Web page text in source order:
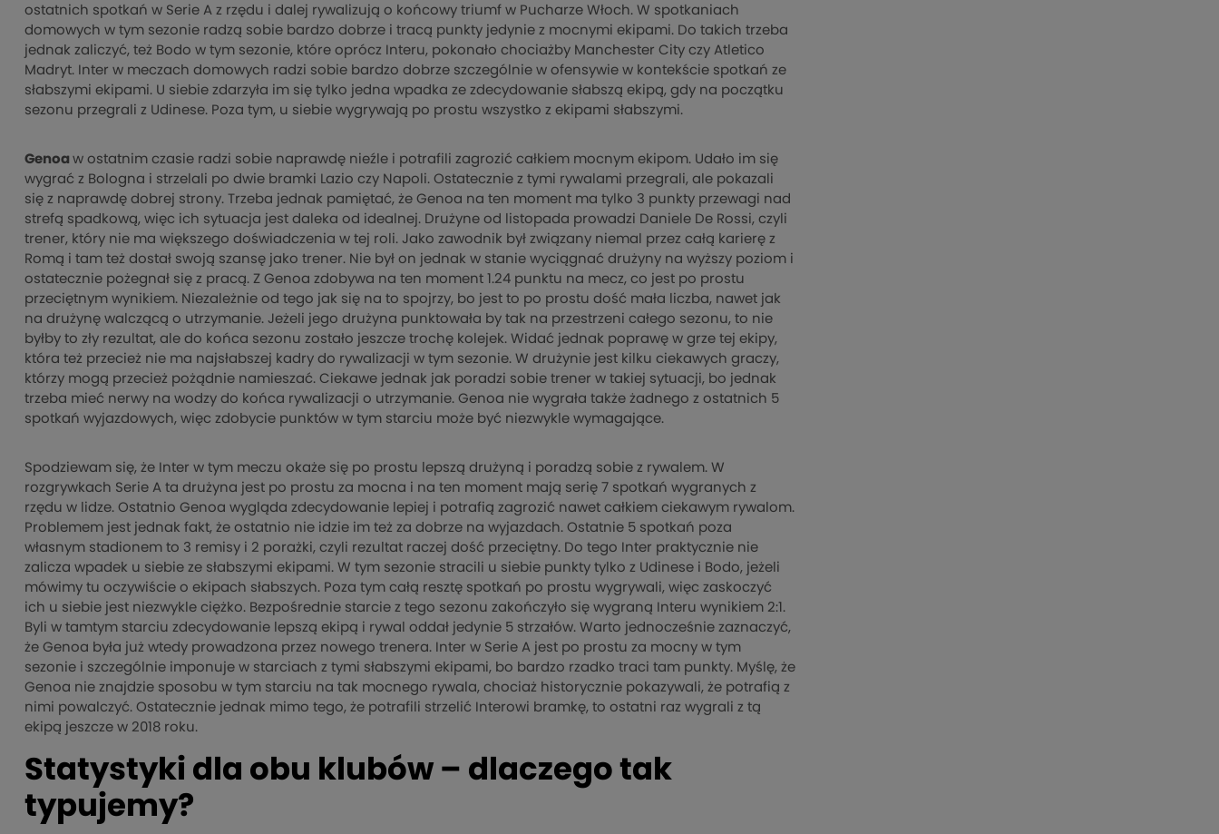
ostatnich spotkań w Serie A z rzędu i dalej rywalizują o końcowy triumf w Pucharze Włoch. W spotkaniach
domowych w tym sezonie radzą sobie bardzo dobrze i tracą punkty jedynie z mocnymi ekipami. Do takich trzeba
jednak zaliczyć, też Bodo w tym sezonie, które oprócz Interu, pokonało chociażby Manchester City czy Atletico
Madryt. Inter w meczach domowych radzi sobie bardzo dobrze szczególnie w ofensywie w kontekście spotkań ze
słabszymi ekipami. U siebie zdarzyła im się tylko jedna wpadka ze zdecydowanie słabszą ekipą, gdy na początku
sezonu przegrali z Udinese. Poza tym, u siebie wygrywają po prostu wszystko z ekipami słabszymi.
Genoa w ostatnim czasie radzi sobie naprawdę nieźle i potrafili zagrozić całkiem mocnym ekipom. Udało im się
wygrać z Bologna i strzelali po dwie bramki Lazio czy Napoli. Ostatecznie z tymi rywalami przegrali, ale pokazali
się z naprawdę dobrej strony. Trzeba jednak pamiętać, że Genoa na ten moment ma tylko 3 punkty przewagi nad
strefą spadkową, więc ich sytuacja jest daleka od idealnej. Drużyne od listopada prowadzi Daniele De Rossi, czyli
trener, który nie ma większego doświadczenia w tej roli. Jako zawodnik był związany niemal przez całą karierę z
Romą i tam też dostał swoją szansę jako trener. Nie był on jednak w stanie wyciągnać drużyny na wyższy poziom i
ostatecznie pożegnał się z pracą. Z Genoa zdobywa na ten moment 1.24 punktu na mecz, co jest po prostu
przeciętnym wynikiem. Niezależnie od tego jak się na to spojrzy, bo jest to po prostu dość mała liczba, nawet jak
na drużynę walczącą o utrzymanie. Jeżeli jego drużyna punktowała by tak na przestrzeni całego sezonu, to nie
byłby to zły rezultat, ale do końca sezonu zostało jeszcze trochę kolejek. Widać jednak poprawę w grze tej ekipy,
która też przecież nie ma najsłabszej kadry do rywalizacji w tym sezonie. W drużynie jest kilku ciekawych graczy,
którzy mogą przecież pożądnie namieszać. Ciekawe jednak jak poradzi sobie trener w takiej sytuacji, bo jednak
trzeba mieć nerwy na wodzy do końca rywalizacji o utrzymanie. Genoa nie wygrała także żadnego z ostatnich 5
spotkań wyjazdowych, więc zdobycie punktów w tym starciu może być niezwykle wymagające.
Spodziewam się, że Inter w tym meczu okaże się po prostu lepszą drużyną i poradzą sobie z rywalem. W
rozgrywkach Serie A ta drużyna jest po prostu za mocna i na ten moment mają serię 7 spotkań wygranych z
rzędu w lidze. Ostatnio Genoa wygląda zdecydowanie lepiej i potrafią zagrozić nawet całkiem ciekawym rywalom.
Problemem jest jednak fakt, że ostatnio nie idzie im też za dobrze na wyjazdach. Ostatnie 5 spotkań poza
własnym stadionem to 3 remisy i 2 porażki, czyli rezultat raczej dość przeciętny. Do tego Inter praktycznie nie
zalicza wpadek u siebie ze słabszymi ekipami. W tym sezonie stracili u siebie punkty tylko z Udinese i Bodo, jeżeli
mówimy tu oczywiście o ekipach słabszych. Poza tym całą resztę spotkań po prostu wygrywali, więc zaskoczyć
ich u siebie jest niezwykle ciężko. Bezpośrednie starcie z tego sezonu zakończyło się wygraną Interu wynikiem 2:1.
Byli w tamtym starciu zdecydowanie lepszą ekipą i rywal oddał jedynie 5 strzałów. Warto jednocześnie zaznaczyć,
że Genoa była już wtedy prowadzona przez nowego trenera. Inter w Serie A jest po prostu za mocny w tym
sezonie i szczególnie imponuje w starciach z tymi słabszymi ekipami, bo bardzo rzadko traci tam punkty. Myślę, że
Genoa nie znajdzie sposobu w tym starciu na tak mocnego rywala, chociaż historycznie pokazywali, że potrafią z
nimi powalczyć. Ostatecznie jednak mimo tego, że potrafili strzelić Interowi bramkę, to ostatni raz wygrali z tą
ekipą jeszcze w 2018 roku.
Statystyki dla obu klubów – dlaczego tak
typujemy?